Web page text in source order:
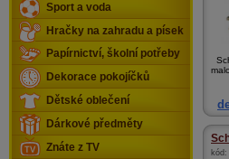
kód:
Sport a voda
Hračky na zahradu a písek
Papírnictví, školní potřeby
Dekorace pokojíčků
Dětské oblečení
Dárkové předměty
Znáte z TV